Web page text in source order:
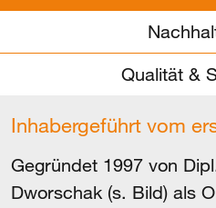
Qualität &
Inhabergeführt vom
Gegründet 1997 von
Dworschak (s. Bild) als